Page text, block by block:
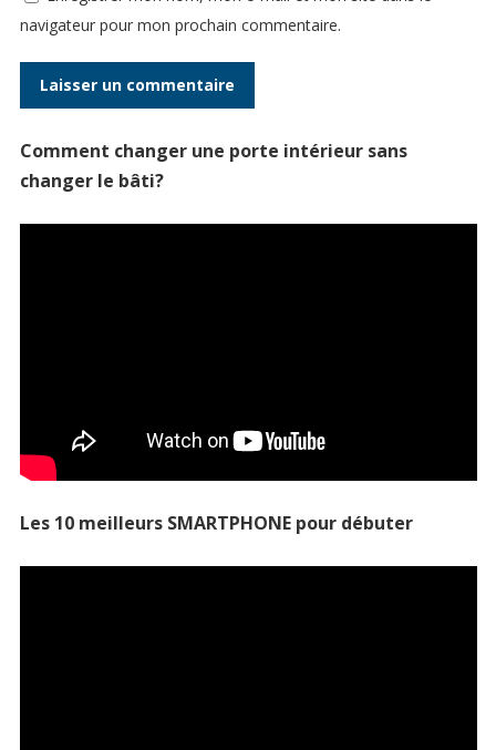
navigateur pour mon prochain commentaire.
Comment changer une porte intérieur sans
changer le bâti?
Les 10 meilleurs SMARTPHONE pour débuter